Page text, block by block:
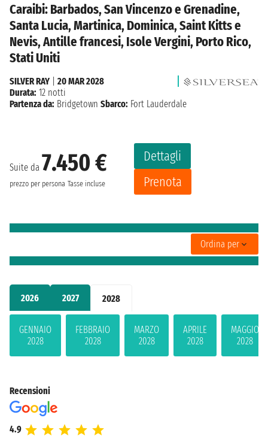
2026 2027 2028
GENNAIO
2028
FEBBRAIO
2028
MARZO
2028
APRILE
2028
MAGGIO
2028
Caraibi: Barbados, San Vincenzo e Grenadine,
Santa Lucia, Martinica, Dominica, Saint Kitts e
Nevis, Antille francesi, Isole Vergini, Porto Rico,
Stati Uniti
Suite da 7.450 €
prezzo per persona Tasse incluse
Dettagli
Prenota
SILVER RAY
20 MAR 2028
Durata: 12 notti
Partenza da: Bridgetown Sbarco: Fort Lauderdale
Ordina per
Recensioni
4.9